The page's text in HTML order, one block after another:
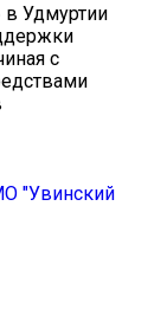
в Удмуртии
с
"Увинский